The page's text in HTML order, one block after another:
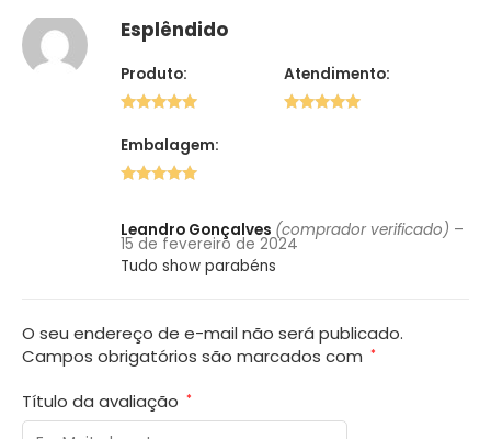
Esplêndido
Produto: Atendimento:
Embalagem:
Leandro Gonçalves (comprador verificado) –
15 de fevereiro de 2024
Tudo show parabéns
O seu endereço de e-mail não será publicado.
Campos obrigatórios são marcados com *
Título da avaliação *